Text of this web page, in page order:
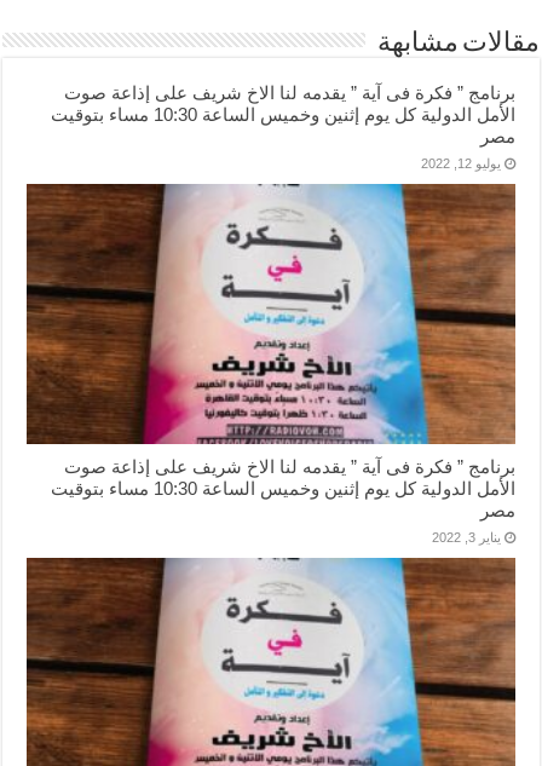
مقالات مشابهة
برنامج ” فكرة فى آية ” يقدمه لنا الاخ شريف على إذاعة صوت
الأمل الدولية كل يوم إثنين وخميس الساعة 10:30 مساء بتوقيت
مصر
يوليو 12, 2022
برنامج ” فكرة فى آية ” يقدمه لنا الاخ شريف على إذاعة صوت
الأمل الدولية كل يوم إثنين وخميس الساعة 10:30 مساء بتوقيت
مصر
يناير 3, 2022